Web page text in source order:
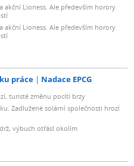
akční Lioness. Ale především horory
akční Lioness. Ale především horory
práce Nadace EPCG
turisté změnu pocítí brzy
Zadlužené solární společnosti hrozí
výbuch otřásl okolím